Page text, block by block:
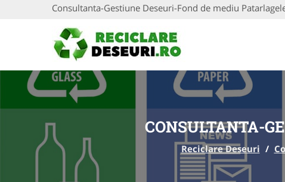
Consultanta-Gestiune Deseuri-Fond de mediu
CONSULTANTA-
Reciclare Deseuri /